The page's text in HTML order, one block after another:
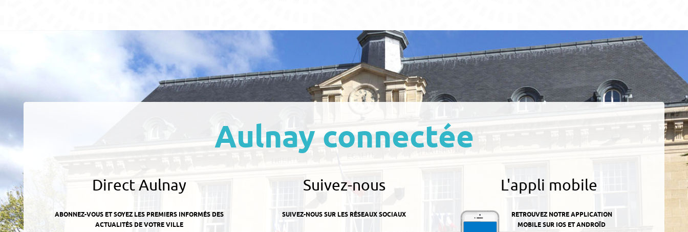
Aulnay connectée
Direct Aulnay
ABONNEZ-VOUS ET SOYEZ LES PREMIERS INFORMÉS DES
ACTUALITÉS DE VOTRE VILLE
Suivez-nous
SUIVEZ-NOUS SUR LES RÉSEAUX SOCIAUX
L'appli mobile
RETROUVEZ NOTRE APPLICATION
MOBILE SUR IOS ET ANDROÏD